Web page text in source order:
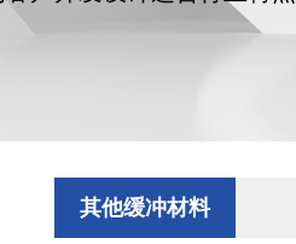
其他缓冲材料